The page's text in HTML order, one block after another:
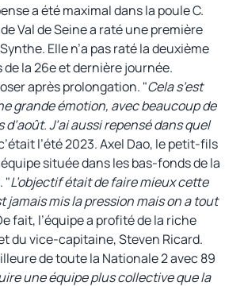
a été maximal dans la poule C.
Val de Seine a raté une première
Elle n’a pas raté la deuxième
la 26e et dernière journée.
après prolongation. "Cela s’est
grande émotion, avec beaucoup de
J’ai aussi repensé dans quel
l’été 2023. Axel Dao, le petit-fils
située dans les bas-fonds de la
"L’objectif était de faire mieux cette
jamais mis la pression mais on a tout
fait, l’équipe a profité de la riche
du vice-capitaine, Steven Ricard.
de toute la Nationale 2 avec 89
une équipe plus collective que la